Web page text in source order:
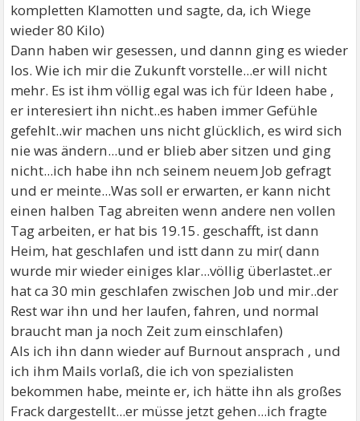
kompletten Klamotten und sagte, da, ich Wiege
wieder 80 Kilo)
Dann haben wir gesessen, und dannn ging es wieder
los. Wie ich mir die Zukunft vorstelle...er will nicht
mehr. Es ist ihm völlig egal was ich für Ideen habe ,
er interesiert ihn nicht..es haben immer Gefühle
gefehlt..wir machen uns nicht glücklich, es wird sich
nie was ändern...und er blieb aber sitzen und ging
nicht...ich habe ihn nch seinem neuem Job gefragt
und er meinte...Was soll er erwarten, er kann nicht
einen halben Tag abreiten wenn andere nen vollen
Tag arbeiten, er hat bis 19.15. geschafft, ist dann
Heim, hat geschlafen und istt dann zu mir( dann
wurde mir wieder einiges klar...völlig überlastet..er
hat ca 30 min geschlafen zwischen Job und mir..der
Rest war ihn und her laufen, fahren, und normal
braucht man ja noch Zeit zum einschlafen)
Als ich ihn dann wieder auf Burnout ansprach , und
ich ihm Mails vorlaß, die ich von spezialisten
bekommen habe, meinte er, ich hätte ihn als großes
Frack dargestellt...er müsse jetzt gehen...ich fragte